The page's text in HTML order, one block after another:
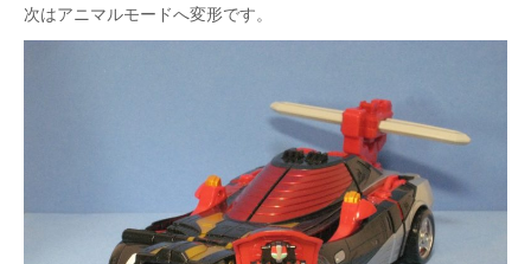
次はアニマルモードへ変形です。